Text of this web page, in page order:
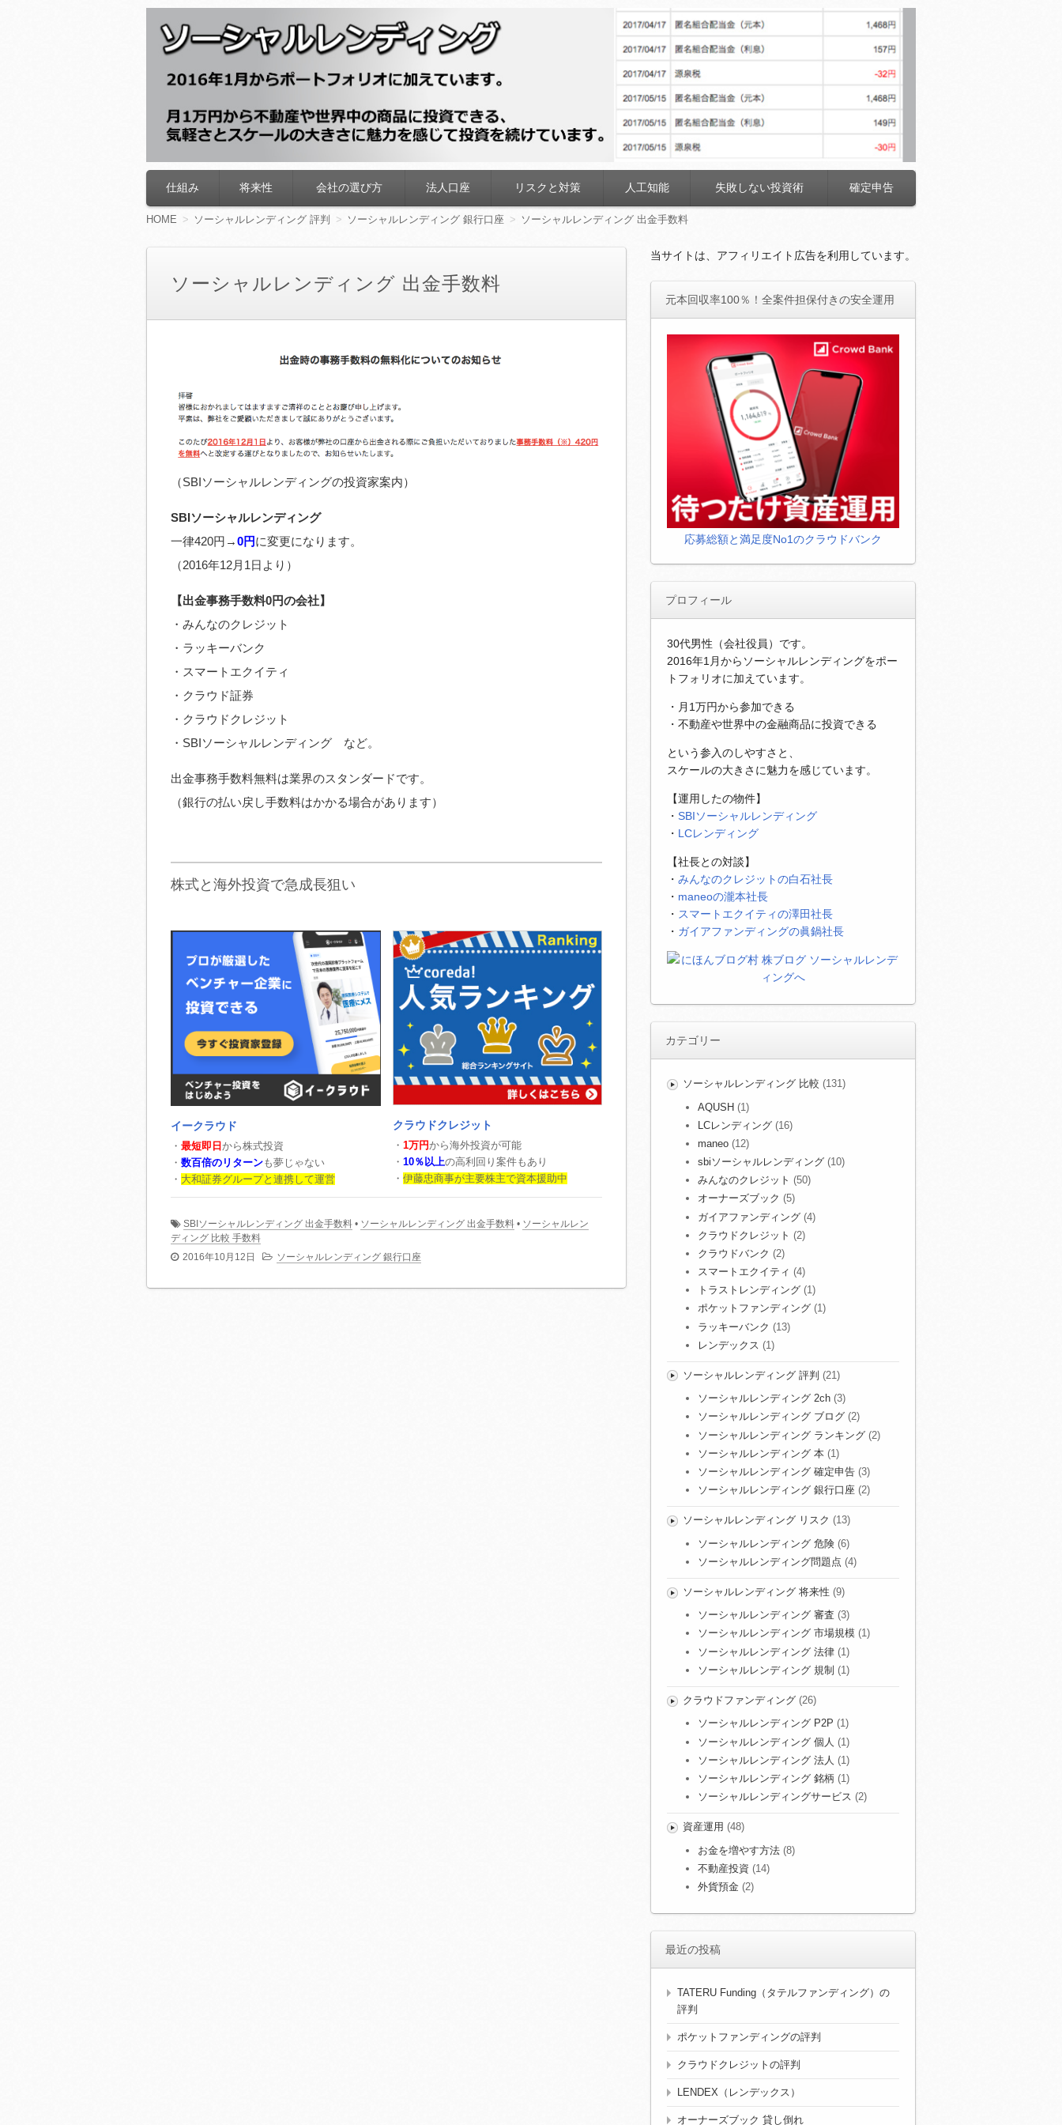
ソーシャルレンディング
コ
ン
テ
移
仕組み 将来性 会社の選び方 法人口座 リスクと対策 人工知能 失敗しない投資術 確定申告
HOME ソーシャルレンディング 評判 ソーシャルレンディング 銀行口座 ソーシャルレンディング 出金手数料
ソーシャルレンディング 出金手数料
（SBIソーシャルレンディングの投資家案内）
SBIソーシャルレンディング
一律420円→0円に変更になります。
（2016年12月1日より）
【出金事務手数料0円の会社】
・みんなのクレジット
・ラッキーバンク
・スマートエクイティ
・クラウド証券
・クラウドクレジット
・SBIソーシャルレンディング など。
出金事務手数料無料は業界のスタンダードです。
（銀行の払い戻し手数料はかかる場合があります）
株式と海外投資で急成長狙い
イークラウド
・ 最短即日から株式投資
・ 数百倍のリターンも夢じゃない
・ 大和証券グループと連携して運営
クラウドクレジット
・ 1万円から海外投資が可能
・ 10％以上の高利回り案件もあり
・ 伊藤忠商事が主要株主で資本援助中
SBIソーシャルレンディング 出金手数料 • ソーシャルレンディング 出金手数料 • ソーシャルレン
ディング 比較 手数料
2016年10月12日
ソーシャルレンディング 銀行口座
当サイトは、アフィリエイト広告を利用しています。
元本回収率100％！全案件担保付きの安全運用
応募総額と満足度No1のクラウドバンク
プロフィール
30代男性（会社役員）です。
2016年1月からソーシャルレンディングをポー
トフォリオに加えています。
・月1万円から参加できる
・不動産や世界中の金融商品に投資できる
という参入のしやすさと、
スケールの大きさに魅力を感じています。
【運用したの物件】
・ SBIソーシャルレンディング
・ LCレンディング
【社長との対談】
・ みんなのクレジットの白石社長
・ maneoの瀧本社長
・ スマートエクイティの澤田社長
・ ガイアファンディングの眞鍋社長
カテゴリー
ソーシャルレンディング 比較 (131)
AQUSH (1)
LCレンディング (16)
maneo (12)
sbiソーシャルレンディング (10)
みんなのクレジット (50)
オーナーズブック (5)
ガイアファンディング (4)
クラウドクレジット (2)
クラウドバンク (2)
スマートエクイティ (4)
トラストレンディング (1)
ポケットファンディング (1)
ラッキーバンク (13)
レンデックス (1)
ソーシャルレンディング 評判 (21)
ソーシャルレンディング 2ch (3)
ソーシャルレンディング ブログ (2)
ソーシャルレンディング ランキング (2)
ソーシャルレンディング 本 (1)
ソーシャルレンディング 確定申告 (3)
ソーシャルレンディング 銀行口座 (2)
ソーシャルレンディング リスク (13)
ソーシャルレンディング 危険 (6)
ソーシャルレンディング問題点 (4)
ソーシャルレンディング 将来性 (9)
ソーシャルレンディング 審査 (3)
ソーシャルレンディング 市場規模 (1)
ソーシャルレンディング 法律 (1)
ソーシャルレンディング 規制 (1)
クラウドファンディング(26)
ソーシャルレンディング P2P (1)
ソーシャルレンディング 個人 (1)
ソーシャルレンディング 法人 (1)
ソーシャルレンディング 銘柄 (1)
ソーシャルレンディングサービス (2)
資産運用 (48)
お金を増やす方法 (8)
不動産投資 (14)
外貨預金 (2)
最近の投稿
TATERU Funding（タテルファンディング）の
評判
ポケットファンディングの評判
クラウドクレジットの評判
LENDEX（レンデックス）
オーナーズブック 貸し倒れ